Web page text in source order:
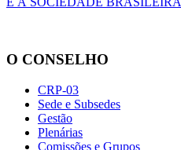
O CONSELHO
CRP-03
Sede e Subsedes
Gestão
Plenárias
Comissões e Grupos